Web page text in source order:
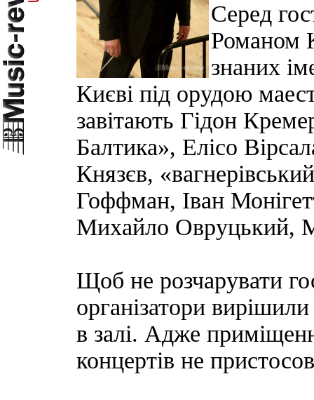
Серед
Романом
знаних
Києві під орудою
завітають Гідон
Балтика», Елісо
Князєв,
Гоффман, Іван
Михайло Овруцький,
Щоб не розчарувати
організатори
в залі. Адже
концертів не